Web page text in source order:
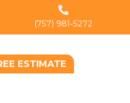
(757) 981-5272
ESTIMATE